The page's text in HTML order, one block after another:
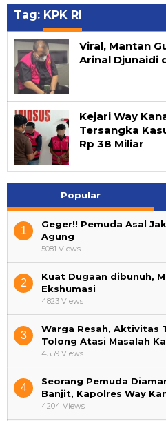
Tag: KPK RI
Viral, Mantan
Arinal Djunaidi
Kejari Way
Tersangka
Rp 38 Miliar
Popular
1
Geger!! Pemuda Asal
Agung
5081 Views
2
Kuat Dugaan dibunuh,
Ekshumasi
4823 Views
3
Warga Resah, Aktivitas
Tolong Atasi Masalah
4559 Views
4
Seorang Pemuda
Banjit, Kapolres Way
4204 Views